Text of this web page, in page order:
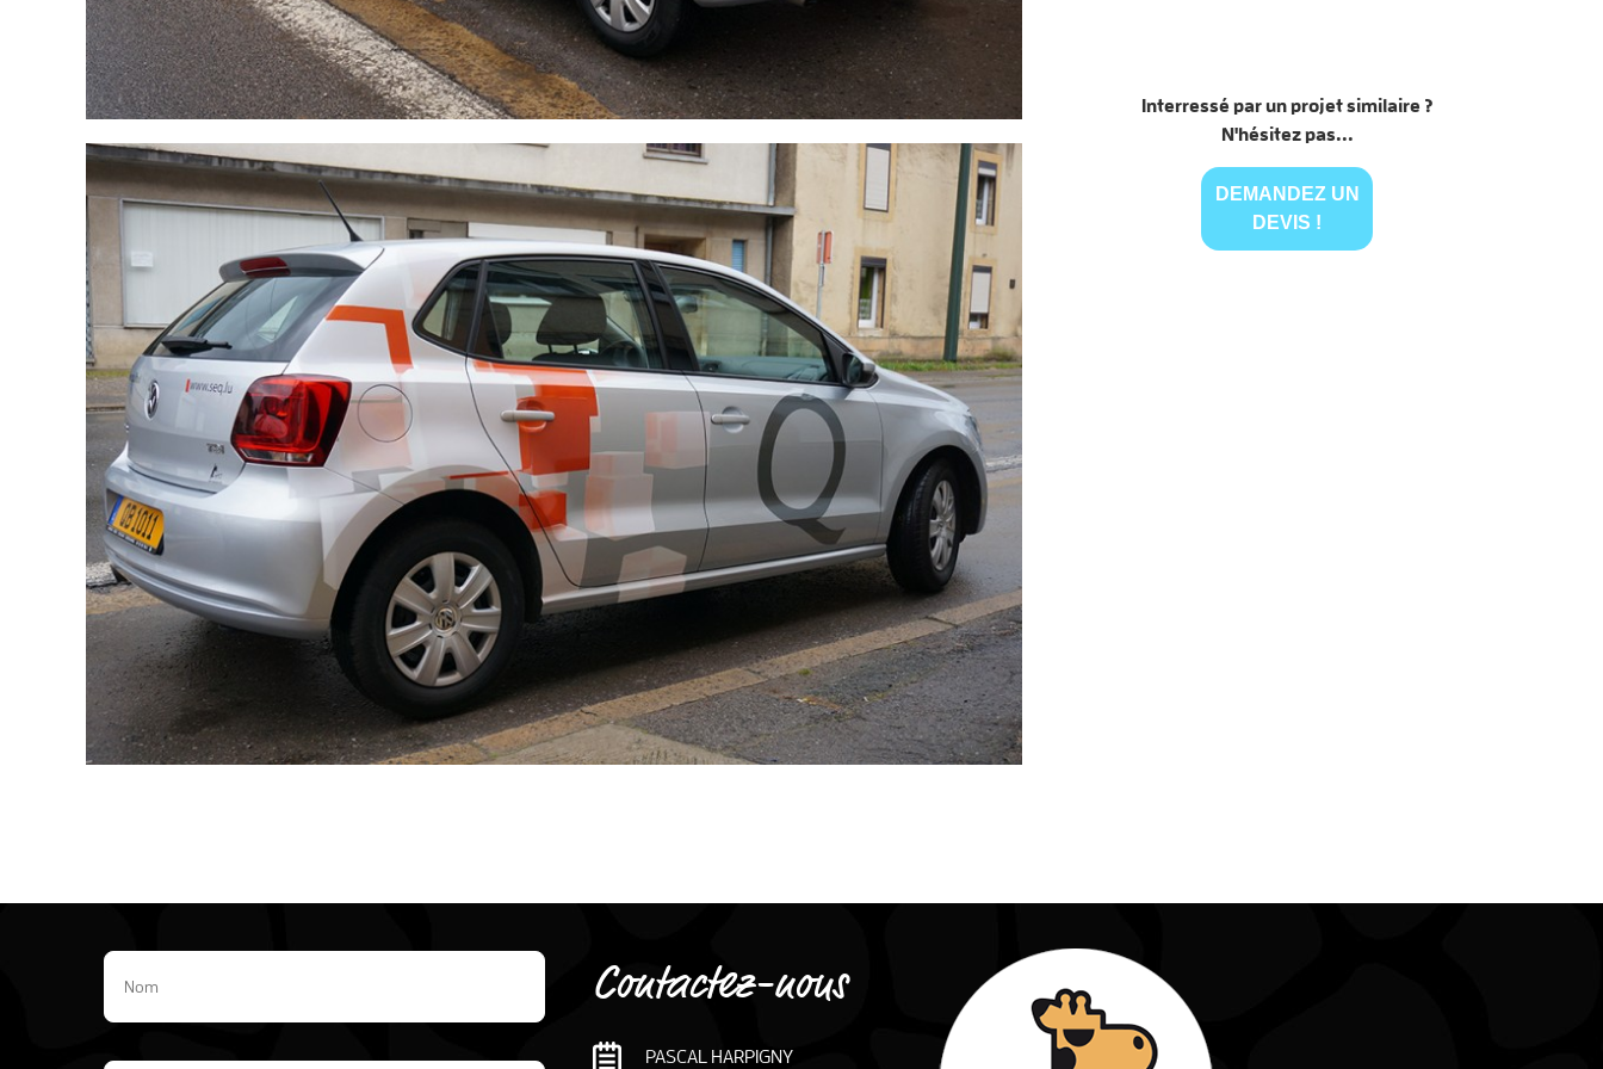
Interressé par un projet similaire ?
N'hésitez pas...
DEMANDEZ UN
DEVIS !
Contactez-nous
PASCAL HARPIGNY